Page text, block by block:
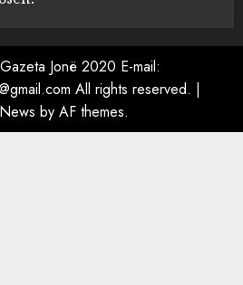
me Talo Çelën”,
dëshmia e Nuredin Dumanit
për PERSONAT që e
Jonë 2020 E-mail:
All rights reserved. |
by AF themes.